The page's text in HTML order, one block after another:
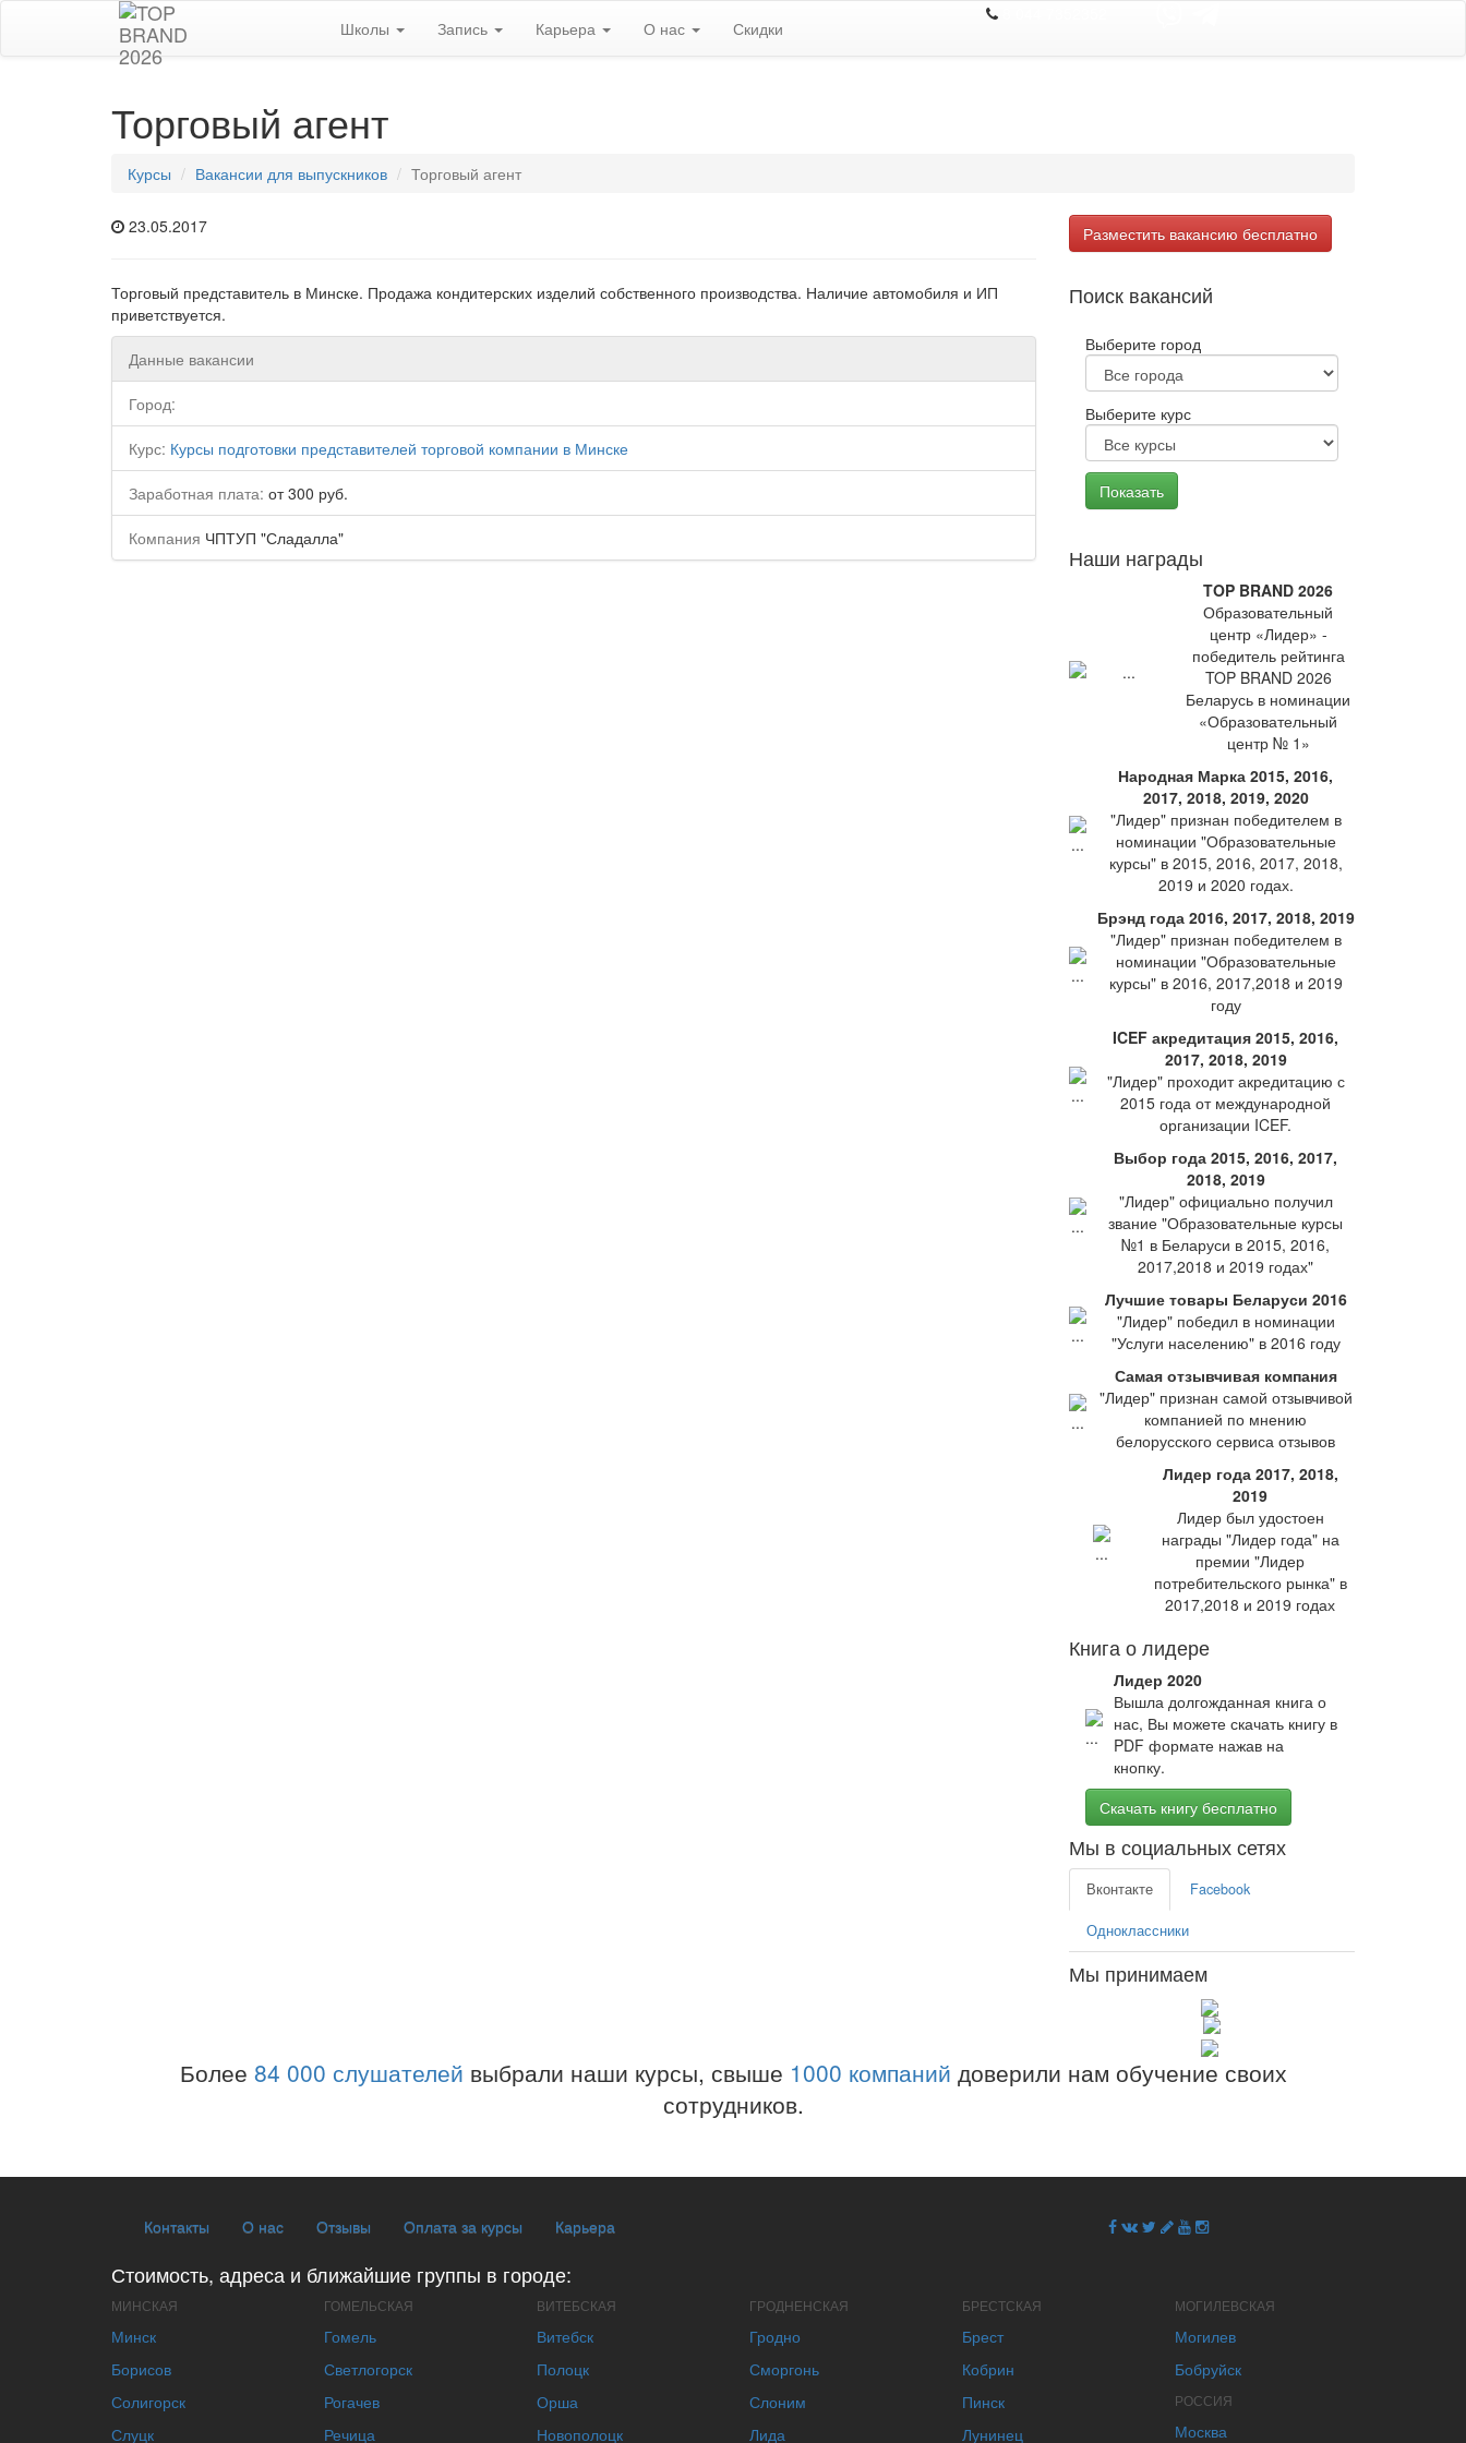
Школы Запись Карьера О нас Скидки
Торговый агент
Курсы Вакансии для выпускников Торговый агент
23.05.2017
Торговый представитель в Минске. Продажа кондитерских изделий собственного производства. Наличие автомобиля и ИП
приветствуется.
Данные вакансии
Город:
Курс: Курсы подготовки представителей торговой компании в Минске
Заработная плата: от 300 руб.
Компания ЧПТУП "Сладалла"
Разместить вакансию бесплатно
Поиск вакансий
Выберите город
Выберите курс
Наши награды
TOP BRAND 2026
Образовательный
центр «Лидер» -
победитель рейтинга
TOP BRAND 2026
Беларусь в номинации
«Образовательный
центр № 1»
Народная Марка 2015, 2016,
2017, 2018, 2019, 2020
"Лидер" признан победителем в
номинации "Образовательные
курсы" в 2015, 2016, 2017, 2018,
2019 и 2020 годах.
Брэнд года 2016, 2017, 2018, 2019
"Лидер" признан победителем в
номинации "Образовательные
курсы" в 2016, 2017,2018 и 2019
году
ICEF акредитация 2015, 2016,
2017, 2018, 2019
"Лидер" проходит акредитацию с
2015 года от международной
организации ICEF.
Выбор года 2015, 2016, 2017,
2018, 2019
"Лидер" официально получил
звание "Образовательные курсы
№1 в Беларуси в 2015, 2016,
2017,2018 и 2019 годах"
Лучшие товары Беларуси 2016
"Лидер" победил в номинации
"Услуги населению" в 2016 году
Самая отзывчивая компания
"Лидер" признан самой отзывчивой
компанией по мнению
белорусского сервиса отзывов
Лидер года 2017, 2018,
2019
Лидер был удостоен
награды "Лидер года" на
премии "Лидер
потребительского рынка" в
2017,2018 и 2019 годах
Книга о лидере
Лидер 2020
Вышла долгожданная книга о
нас, Вы можете скачать книгу в
PDF формате нажав на
кнопку.
Скачать книгу бесплатно
Мы в социальных сетях
Вконтакте Facebook
Одноклассники
Мы принимаем
Более 84 000 слушателей выбрали наши курсы, свыше 1000 компаний доверили нам обучение своих
сотрудников.
Контакты О нас Отзывы Оплата за курсы Карьера
Стоимость, адреса и ближайшие группы в городе:
МИНСКАЯ
Минск
Борисов
Солигорск
Слуцк
ГОМЕЛЬСКАЯ
Гомель
Светлогорск
Рогачев
Речица
ВИТЕБСКАЯ
Витебск
Полоцк
Орша
Новополоцк
ГРОДНЕНСКАЯ
Гродно
Сморгонь
Слоним
Лида
БРЕСТСКАЯ
Брест
Кобрин
Пинск
Лунинец
МОГИЛЕВСКАЯ
Могилев
Бобруйск
РОССИЯ
Москва